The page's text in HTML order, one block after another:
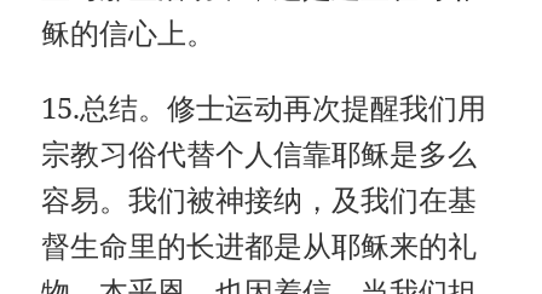
稣的信心上。
15.总结。修士运动再次提醒我们用
宗教习俗代替个人信靠耶稣是多么
容易。我们被神接纳，及我们在基
督生命里的长进都是从耶稣来的礼